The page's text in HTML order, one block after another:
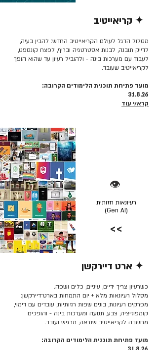
✦ קריאייטיב
מסלול הדגל לעולם הקריאייטיב החדש: להבין בעיה,
לדייק תובנה, לבנות אסטרטגיה ובריף, לפצח קונספט,
לעבוד עם מערכות בינה - ולהוביל רעיון עד שהוא הופך
לקריאייטיב שעובד.
מועד פתיחת תוכנית הלימודים הקרובה:
31.8.26
קרא/י עוד
👁️
רעיונאות חזותית
(Gen AI)
>>
✦ ארט דיירקשן
כשרעיון צריך ידיים, עיניים, כלים ושפה.
מסלול רעיונאות מלא + יום התמחות בארט־דיירקשן:
מפרקים רעיונות, בונים שפות חזותיות, עובדים עם דימוי,
קומפוזיציה, צבע, תנועה ומערכות בינה - והופכים
מחשבה לקריאייטיב שנראה, מרגיש ועובד.
מועד פתיחת תוכנית הלימודים הקרובה: